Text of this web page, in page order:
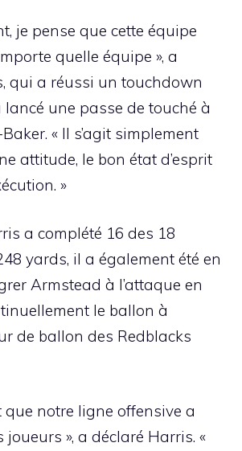
je pense que cette équipe
quelle équipe », a
qui a réussi un touchdown
lancé une passe de touché à
« Il s’agit simplement
attitude, le bon état d’esprit
»
a complété 16 des 18
yards, il a également été en
Armstead à l’attaque en
le ballon à
de ballon des Redblacks
que notre ligne offensive a
», a déclaré Harris. «